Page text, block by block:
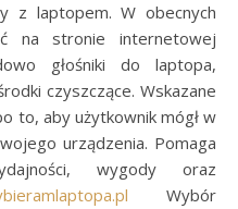
z laptopem. W obecnych
na stronie internetowej
głośniki do laptopa,
czyszczące. Wskazane
to, aby użytkownik mógł w
urządzenia. Pomaga
wygody oraz
Wybór